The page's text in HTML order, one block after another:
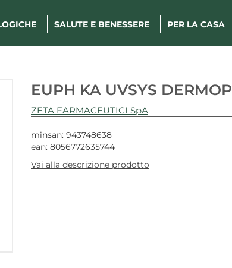
SALUTE E BENESSERE PER LA CASA
EUPH KA UVSYS
ZETA FARMACEUTICI SpA
minsan: 943748638
ean: 8056772635744
Vai alla descrizione prodotto